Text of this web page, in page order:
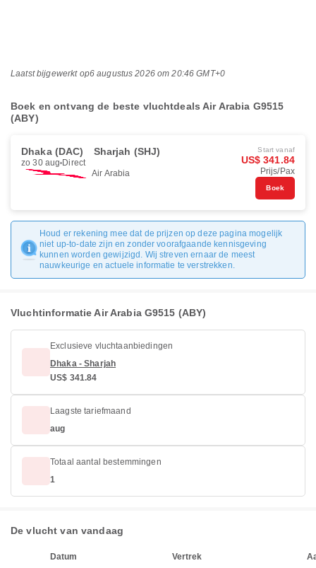
Laatst bijgewerkt op6 augustus 2026 om 20:46 GMT+0
Boek en ontvang de beste vluchtdeals Air Arabia G9515
(ABY)
Dhaka (DAC) Sharjah (SHJ)
zo 30 aug Direct
Air Arabia
Start vanaf
US$ 341.84
Prijs/Pax
Boek
Houd er rekening mee dat de prijzen op deze pagina mogelijk
niet up-to-date zijn en zonder voorafgaande kennisgeving
kunnen worden gewijzigd. Wij streven ernaar de meest
nauwkeurige en actuele informatie te verstrekken.
Vluchtinformatie Air Arabia G9515 (ABY)
Exclusieve vluchtaanbiedingen
Dhaka - Sharjah
US$ 341.84
Laagste tariefmaand
aug
Totaal aantal bestemmingen
1
De vlucht van vandaag
Datum Vertrek